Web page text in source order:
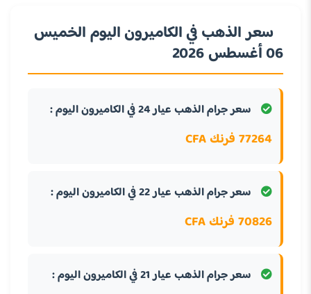
سعر الذهب في الكاميرون اليوم الخميس
06 أغسطس 2026
سعر جرام الذهب عيار 24 في الكاميرون اليوم :
77264 فرنك CFA
سعر جرام الذهب عيار 22 في الكاميرون اليوم :
70826 فرنك CFA
سعر جرام الذهب عيار 21 في الكاميرون اليوم :